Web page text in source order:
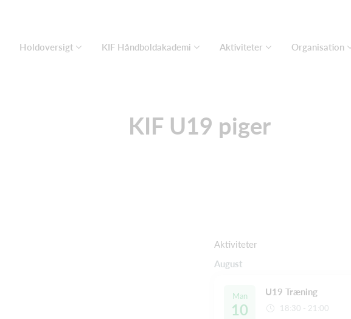
Holdoversigt KIF Håndboldakademi Aktiviteter Organisation
KIF U19 piger
Aktiviteter
August
Man
10
U19 Træning
18:30 - 21:00